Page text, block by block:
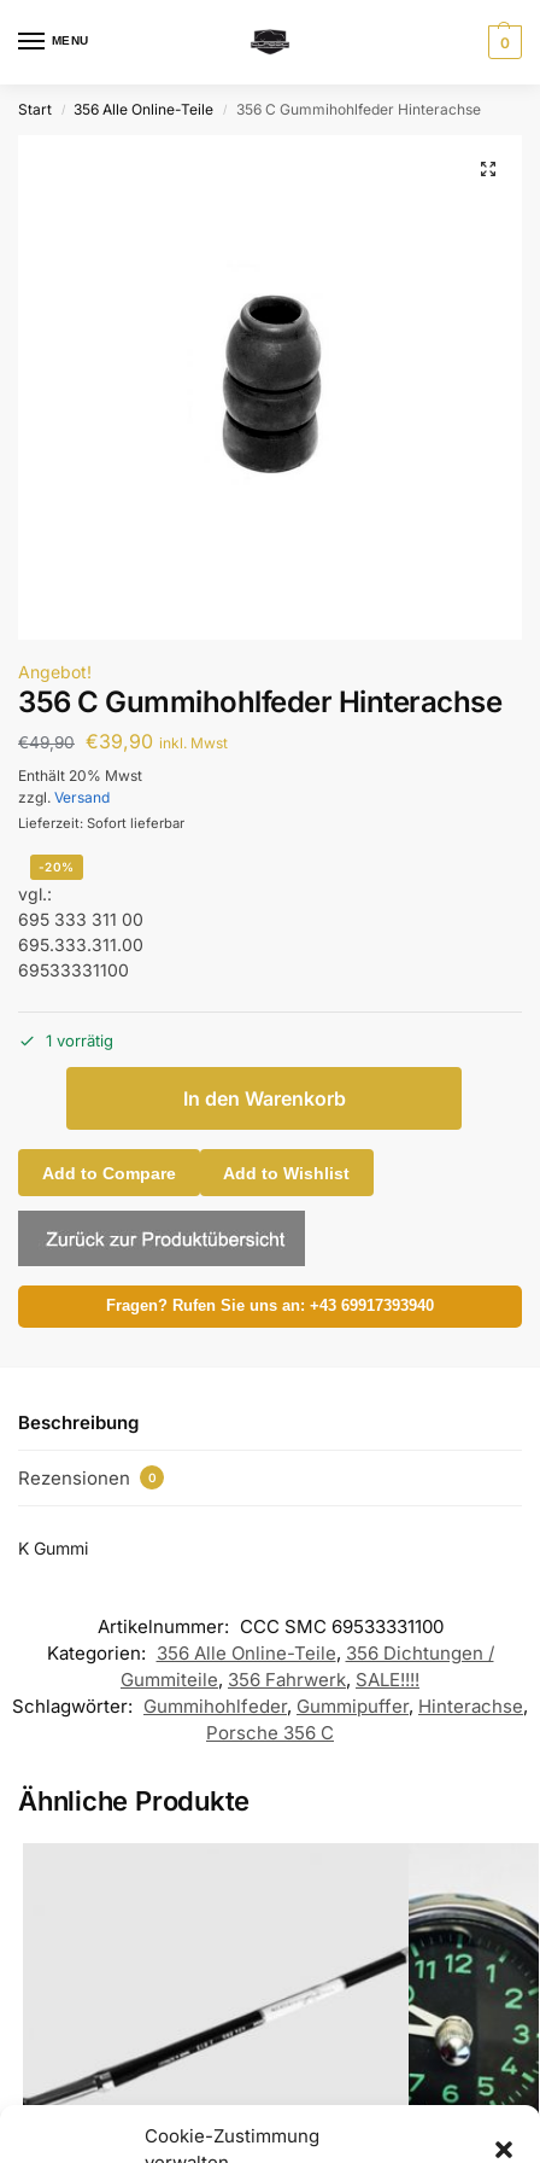
Cookie-Zustimmung
MENU 0
Start / 356 Alle Online-Teile / 356 C Gummihohlfeder Hinterachse
Angebot!
356 C Gummihohlfeder Hinterachse
€49,90 €39,90 inkl. Mwst
Enthält 20% Mwst
zzgl. Versand
Lieferzeit: Sofort lieferbar
-20%
vgl.:
695 333 311 00
695.333.311.00
69533331100
1 vorrätig
In den Warenkorb
Add to Compare Add to Wishlist
Fragen? Rufen Sie uns an: +43 69917393940
Beschreibung
Rezensionen 0
K Gummi
Artikelnummer: CCC SMC 69533331100
Kategorien: 356 Alle Online-Teile, 356 Dichtungen /
Gummiteile, 356 Fahrwerk, SALE!!!!
Schlagwörter: Gummihohlfeder, Gummipuffer, Hinterachse,
Porsche 356 C
Ähnliche Produkte